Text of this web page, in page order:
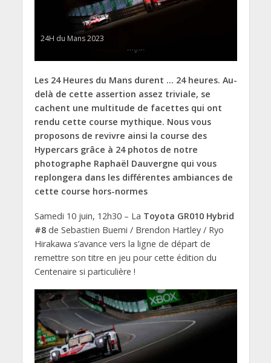
24H du Mans 2023
Les 24 Heures du Mans durent … 24 heures. Au-
delà de cette assertion assez triviale, se
cachent une multitude de facettes qui ont
rendu cette course mythique. Nous vous
proposons de revivre ainsi la course des
Hypercars grâce à 24 photos de notre
photographe Raphaël Dauvergne qui vous
replongera dans les différentes ambiances de
cette course hors-normes
Samedi 10 juin, 12h30 – La Toyota GR010 Hybrid
#8de Sebastien Buemi / Brendon Hartley / Ryo
Hirakawa s’avance vers la ligne de départ de
remettre son titre en jeu pour cette édition du
Centenaire si particulière !